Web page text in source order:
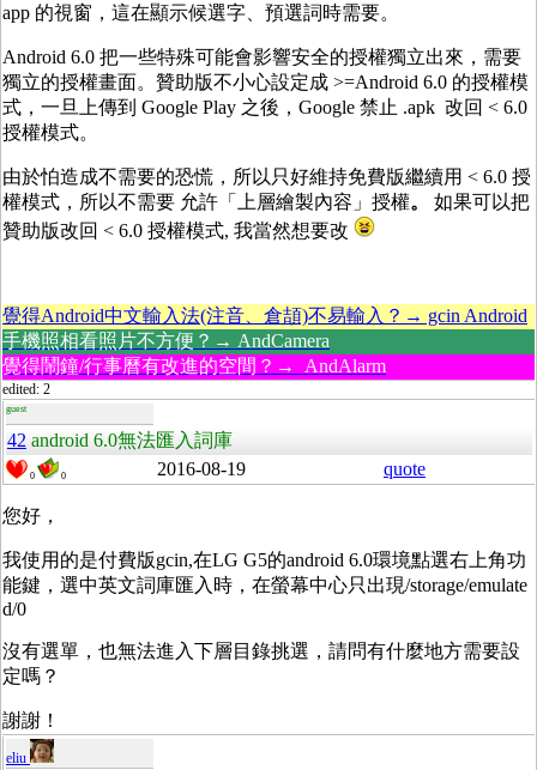
app 的視窗，這在顯示候選字、預選詞時需要。
Android 6.0 把一些特殊可能會影響安全的授權獨立出來，需要
獨立的授權畫面。贊助版不小心設定成 >=Android 6.0 的授權模
式，一旦上傳到 Google Play 之後，Google 禁止 .apk 改回 < 6.0
授權模式。
由於怕造成不需要的恐慌，所以只好維持免費版繼續用 < 6.0 授
權模式，所以不需要 允許「上層繪製內容」授權。 如果可以把
贊助版改回 < 6.0 授權模式, 我當然想要改
覺得Android中文輸入法(注音、倉頡)不易輸入？→ gcin Android
手機照相看照片不方便？→ AndCamera
覺得鬧鐘/行事曆有改進的空間？→ AndAlarm
edited: 2
guest
42 android 6.0無法匯入詞庫
0 0 2016-08-19 quote
您好，
我使用的是付費版gcin,在LG G5的android 6.0環境點選右上角功
能鍵，選中英文詞庫匯入時，在螢幕中心只出現/storage/emulate
d/0
沒有選單，也無法進入下層目錄挑選，請問有什麼地方需要設
定嗎？
謝謝！
eliu